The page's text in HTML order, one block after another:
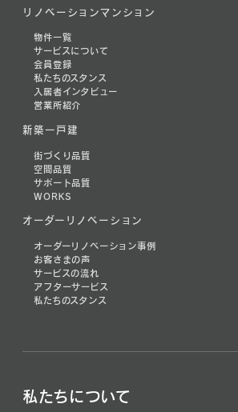
リノベーションマンション
物件一覧
サービスについて
会員登録
私たちのスタンス
入居者インタビュー
営業所紹介
新築一戸建
街づくり品質
空間品質
サポート品質
WORKS
オーダーリノベーション
オーダーリノベーション事例
お客さまの声
サービスの流れ
アフターサービス
私たちのスタンス
私たちについて